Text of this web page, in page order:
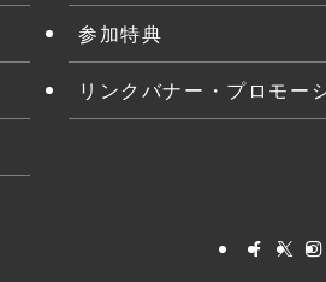
参加特典
リンクバナー・プロモー